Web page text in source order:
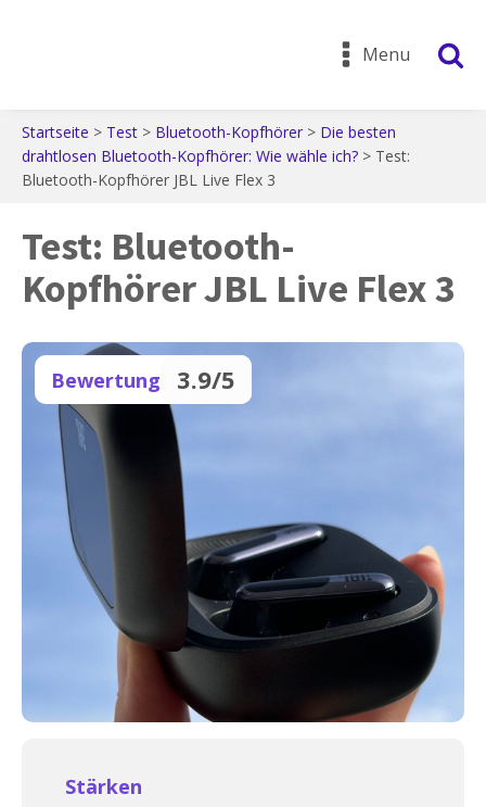
Menu
Startseite > Test > Bluetooth-Kopfhörer > Die besten
drahtlosen Bluetooth-Kopfhörer: Wie wähle ich? > Test:
Bluetooth-Kopfhörer JBL Live Flex 3
Test: Bluetooth-
Kopfhörer JBL Live Flex 3
Bewertung 3.9/5
Stärken